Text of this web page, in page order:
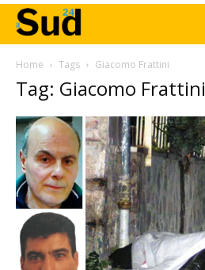
Home Tags Giacomo Frattini
Tag: Giacomo Frattini